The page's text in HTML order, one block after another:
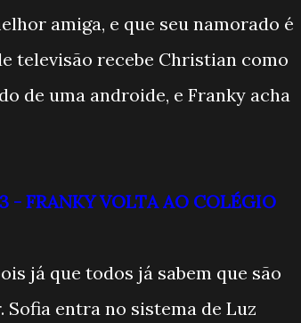
amiga, e que seu namorado é
televisão recebe Christian como
de uma androide, e Franky acha
FRANKY VOLTA AO COLÉGIO
já que todos já sabem que são
Sofia entra no sistema de Luz